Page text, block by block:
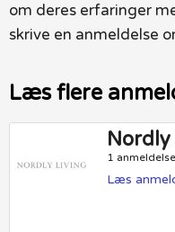
om deres erfaringer
skrive en anmeldelse
Læs flere
1 anmeldelse
Læs